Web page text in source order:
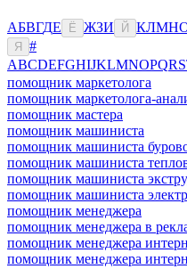
АБВГДЕ Ё ЖЗИ Й КЛМН
Я
#
ABCDEFGHIJKLMNOPQRS
помощник маркетолога
помощник маркетолога-
помощник мастера
помощник машиниста
помощник машиниста
помощник машиниста
помощник машиниста
помощник машиниста
помощник менеджера
помощник менеджера в
помощник менеджера
помощник менеджера